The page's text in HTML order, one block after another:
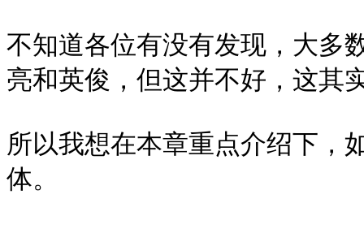
不知道各位有没有发现，大
亮和英俊，但这并不好，这其
所以我想在本章重点介绍下
体。